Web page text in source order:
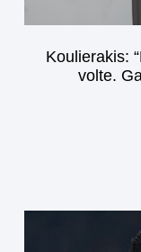
Koulierakis:
volte.